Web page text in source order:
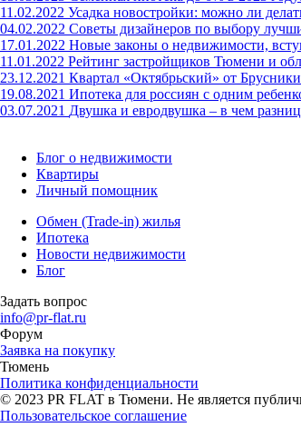
11.02.2022 Усадка новостройки: можно ли
04.02.2022 Советы дизайнеров по выбору
17.01.2022 Новые законы о недвижимости,
11.01.2022 Рейтинг застройщиков Тюмени и
23.12.2021 Квартал «Октябрьский» от
19.08.2021 Ипотека для россиян с одним
03.07.2021 Двушка и евродвушка – в чем
Блог о недвижимости
Квартиры
Личный помощник
Обмен (Trade-in) жилья
Ипотека
Новости недвижимости
Блог
Задать вопрос
info@pr-flat.ru
Форум
Заявка на покупку
Тюмень
Политика конфиденциальности
© 2023 PR FLAT в Тюмени. Не является
Пользовательское соглашение